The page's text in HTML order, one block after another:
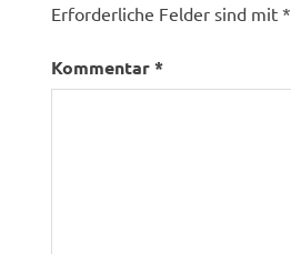
Erforderliche Felder sind mit*
Kommentar*